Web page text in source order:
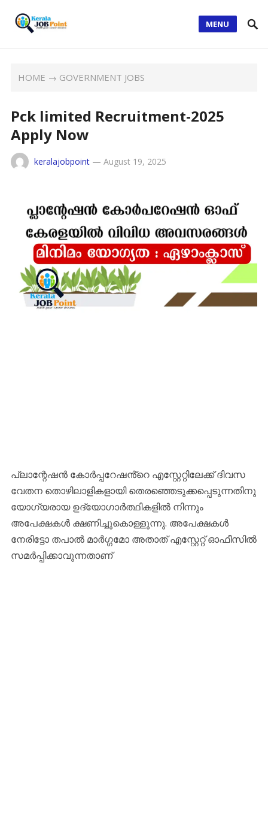
MENU
HOME → GOVERNMENT JOBS
Pck limited Recruitment-2025
Apply Now
keralajobpoint— August 19, 2025
പ്ലാന്റേഷൻ കോർപ്പറേഷൻ്റെ എസ്റ്റേറ്റിലേക്ക് ദിവസ
വേതന തൊഴിലാളികളായി തെരഞ്ഞെടുക്കപ്പെടുന്നതിനു
യോഗ്യരായ ഉദ്യോഗാർത്ഥികളിൽ നിന്നും
അപേക്ഷകൾ ക്ഷണിച്ചുകൊള്ളുന്നു. അപേക്ഷകൾ
നേരിട്ടോ തപാൽ മാർഗ്ഗമോ അതാത് എസ്റ്റേറ്റ് ഓഫീസിൽ
സമർപ്പിക്കാവുന്നതാണ്